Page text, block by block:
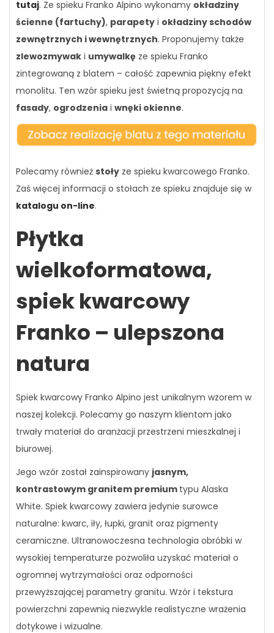
tutaj. Ze spieku Franko Alpino wykonamy okładziny
ścienne (fartuchy), parapety i okładziny schodów
zewnętrznych i wewnętrznych. Proponujemy także
zlewozmywak i umywalkę ze spieku Franko
zintegrowaną z blatem – całość zapewnia piękny efekt
monolitu. Ten wzór spieku jest świetną propozycją na
fasady, ogrodzenia i wnęki okienne.
Polecamy również stoły ze spieku kwarcowego Franko.
Zaś więcej informacji o stołach ze spieku znajduje się w
katalogu on-line.
Płytka
wielkoformatowa,
spiek kwarcowy
Franko – ulepszona
natura
Spiek kwarcowy Franko Alpino jest unikalnym wzorem w
naszej kolekcji. Polecamy go naszym klientom jako
trwały materiał do aranżacji przestrzeni mieszkalnej i
biurowej.
Jego wzór został zainspirowany jasnym,
kontrastowym granitem premium typu Alaska
White. Spiek kwarcowy zawiera jedynie surowce
naturalne: kwarc, iły, łupki, granit oraz pigmenty
ceramiczne. Ultranowoczesna technologia obróbki w
wysokiej temperaturze pozwoliła uzyskać materiał o
ogromnej wytrzymałości oraz odporności
przewyższającej parametry granitu. Wzór i tekstura
powierzchni zapewnią niezwykle realistyczne wrażenia
dotykowe i wizualne.